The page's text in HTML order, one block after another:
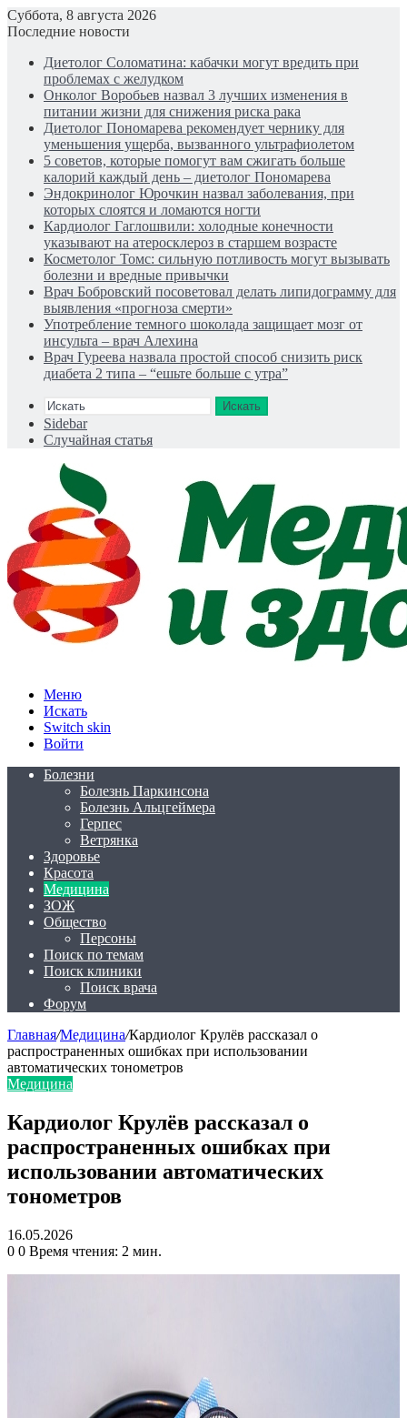
Суббота, 8 августа 2026
Последние новости
Диетолог Соломатина: кабачки могут вредить при
проблемах с желудком
Онколог Воробьев назвал 3 лучших изменения в
питании жизни для снижения риска рака
Диетолог Пономарева рекомендует чернику для
уменьшения ущерба, вызванного ультрафиолетом
5 советов, которые помогут вам сжигать больше
калорий каждый день – диетолог Пономарева
Эндокринолог Юрочкин назвал заболевания, при
которых слоятся и ломаются ногти
Кардиолог Гаглошвили: холодные конечности
указывают на атеросклероз в старшем возрасте
Косметолог Томс: сильную потливость могут вызывать
болезни и вредные привычки
Врач Бобровский посоветовал делать липидограмму для
выявления «прогноза смерти»
Употребление темного шоколада защищает мозг от
инсульта – врач Алехина
Врач Гуреева назвала простой способ снизить риск
диабета 2 типа – “ешьте больше с утра”
Искать
Sidebar
Случайная статья
Меню
Искать
Switch skin
Войти
Болезни
Болезнь Паркинсона
Болезнь Альцгеймера
Герпес
Ветрянка
Здоровье
Красота
Медицина
ЗОЖ
Общество
Персоны
Поиск по темам
Поиск клиники
Поиск врача
Форум
Главная/Медицина/Кардиолог Крулёв рассказал о
распространенных ошибках при использовании
автоматических тонометров
Медицина
Кардиолог Крулёв рассказал о
распространенных ошибках при
использовании автоматических
тонометров
16.05.2026
0 0 Время чтения: 2 мин.